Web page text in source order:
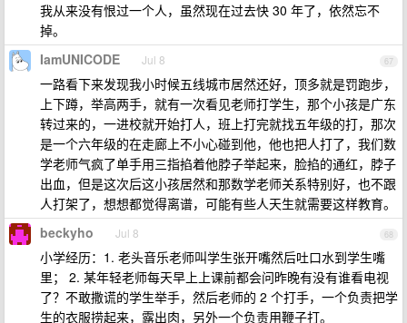
我从来没有恨过一个人，虽然现在过去快 30 年了，依然忘不
掉。
67
IamUNICODE Jul 8
一路看下来发现我小时候五线城市居然还好，顶多就是罚跑步，
上下蹲，举高两手，就有一次看见老师打学生，那个小孩是广东
转过来的，一进校就开始打人，班上打完就找五年级的打，那次
是一个六年级的在走廊上不小心碰到他，他也把人打了，我们数
学老师气疯了单手用三指掐着他脖子举起来，脸掐的通红，脖子
出血，但是这次后这小孩居然和那数学老师关系特别好，也不跟
人打架了，想想都觉得离谱，可能有些人天生就需要这样教育。
68
beckyho Jul 8
小学经历：1. 老头音乐老师叫学生张开嘴然后吐口水到学生嘴
里； 2. 某年轻老师每天早上上课前都会问昨晚有没有谁看电视
了？不敢撒谎的学生举手，然后老师的 2 个打手，一个负责把学
生的衣服捞起来，露出肉，另外一个负责用鞭子打。